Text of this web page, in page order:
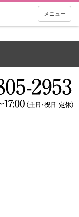
メニュー